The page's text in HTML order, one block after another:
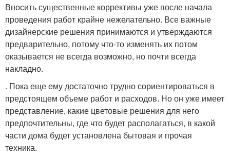
Вносить существенные коррективы уже после начала
проведения работ крайне нежелательно. Все важные
дизайнерские решения принимаются и утверждаются
предварительно, потому что-то изменять их потом
оказывается не всегда возможно, но почти всегда
накладно.
. Пока еще ему достаточно трудно сориентироваться в
предстоящем объеме работ и расходов. Но он уже имеет
представление, какие цветовые решения для него
предпочтительны, где что будет располагаться, в какой
части дома будет установлена бытовая и прочая
техника.